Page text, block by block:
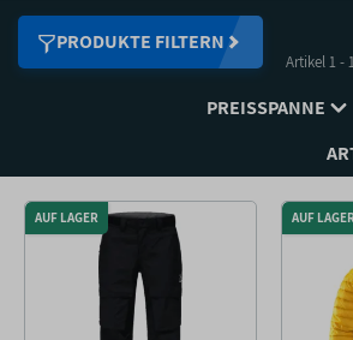
PRODUKTE FILTERN
Artikel 1 -
PREISSPANNE
AUF LAGER AUF